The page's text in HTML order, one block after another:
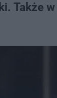
Także